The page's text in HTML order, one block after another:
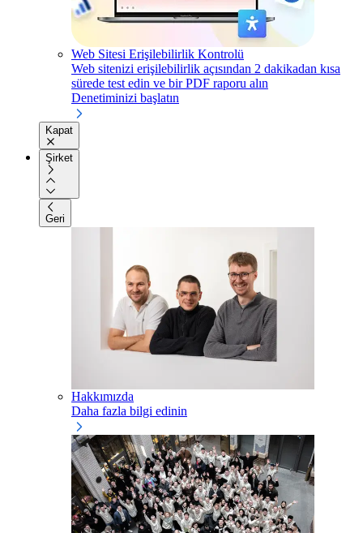
Web Sitesi Erişilebilirlik Kontrolü
Web sitenizi erişilebilirlik açısından 2 dakikadan kısa
sürede test edin ve bir PDF raporu alın
Denetiminizi başlatın
Kapat
Şirket
Geri
Hakkımızda
Daha fazla bilgi edinin